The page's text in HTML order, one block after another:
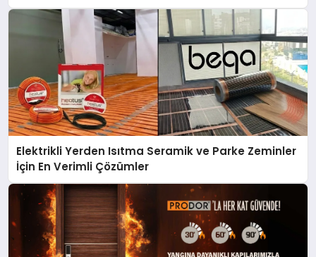
Elektrikli Yerden Isıtma Seramik ve Parke Zeminler
İçin En Verimli Çözümler